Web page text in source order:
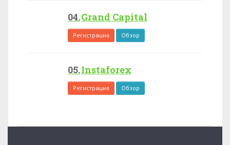
Grand Capital
Регистрация Обзор
Instaforex
Регистрация Обзор